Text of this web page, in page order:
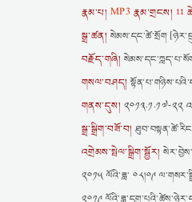
རྣམ་པ། MP3 རྣམ་གྲངས། 11
སྒྲ་ཚན། སེམས་དང་ཚེ་སྲོག
བརྗོད་གཞི།
གསལ་བཤད།
གནས་དུས། ༢༠༡༣.༡.༡༧-༢༢
སྒྲ་སྒྲིག་བཟོ་བ།
འགྲེམས་སྤེལ་སྒྲིག་སྦྱོར།
༢༠༡༥ ལོའི་ཟླ་ ༠༨།༠༩
༢༠༡༩